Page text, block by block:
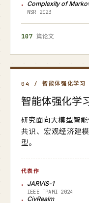
Complexity of
NSR 2023
107 篇论文
04 / 智能体强化学习
智能体强化学
研究面向大模型智
共识、宏观经济建
型。
代表作
JARVIS-1
IEEE TPAMI 2024
CivRealm